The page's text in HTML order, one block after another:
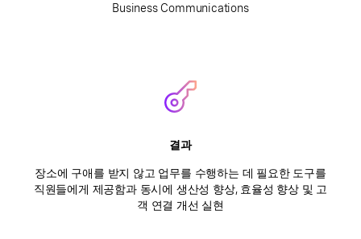
Business Communications
결과
장소에 구애를 받지 않고 업무를 수행하는 데 필요한 도구를
직원들에게 제공함과 동시에 생산성 향상, 효율성 향상 및 고
객 연결 개선 실현